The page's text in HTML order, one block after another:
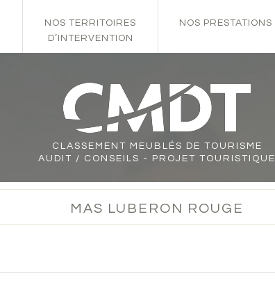
NOS TERRITOIRES
D’INTERVENTION
NOS PRESTATIONS
CLASSEMENT
MEUBLÉS DE TOURISME
AUDIT / CONSEILS - PROJET TOURISTIQUE
MAS LUBERON ROUGE